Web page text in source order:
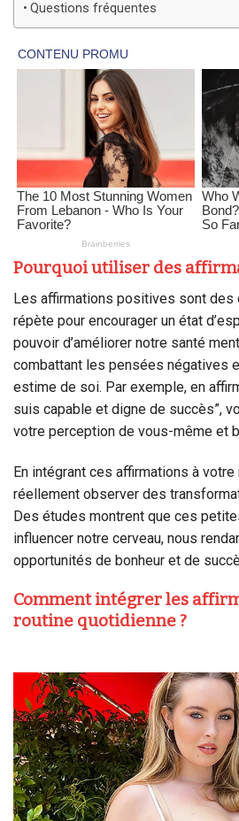
Questions fréquentes
Pourquoi utiliser des
Les affirmations positives sont des
répète pour encourager un état
pouvoir d’améliorer notre santé
combattant les pensées négatives
estime de soi. Par exemple, en
suis capable et digne de succès”,
votre perception de vous-même et
En intégrant ces affirmations à
réellement observer des
Des études montrent que ces
influencer notre cerveau, nous
opportunités de bonheur et de
Comment intégrer les
routine quotidienne ?